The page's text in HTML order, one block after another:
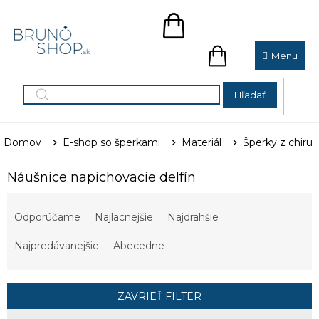
obsah
Hľadať
NÁKUPNÝ
NÁKUPNÝ
KOŠÍK
Domov E-shop so šperkami Materiál Šperky z
Náušnice napichovacie delfín
p
Odporúčame Najlacnejšie Najdrahšie
Najpredávanejšie Abecedne
ZAVRIEŤ FILTER